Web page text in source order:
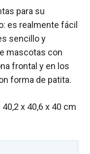
para su
es realmente fácil
sencillo y
mascotas con
frontal y en los
forma de patita.
x 40,6 x 40 cm